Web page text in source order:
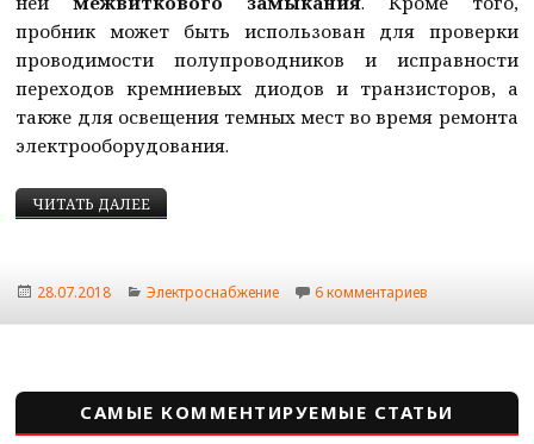
пробник может быть использован для проверки
проводимости полупроводников и исправности
переходов кремниевых диодов и транзисторов, а
также для освещения темных мест во время ремонта
электрооборудования.
ЧИТАТЬ ДАЛЕЕКАК ПРОВЕРИТЬ ОБМОТКУ ЭЛЕКТРО
Опубликовано
28.07.2018 Рубрики
Электроснабжение 6 комментариев
САМЫЕ КОММЕНТИРУЕМЫЕ СТАТЬИ